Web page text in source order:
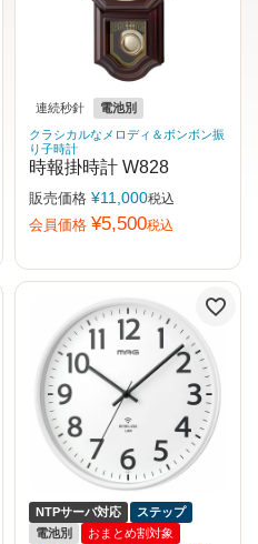
連続秒針
電池別
クラシカルなメロディ＆ボンボン振
り子時計
時報掛時計 W828
販売価格 ¥11,000税込
会員価格 ¥5,500税込
NTPサーバ対応
ステップ
電池別
おまとめ割対象